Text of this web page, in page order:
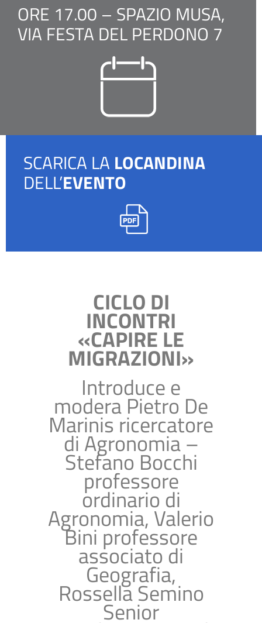
ORE 17.00 – SPAZIO MUSA,
VIA FESTA DEL PERDONO 7
SCARICA LA LOCANDINA
DELL’EVENTO
CICLO DI
INCONTRI
«CAPIRE LE
MIGRAZIONI»
Introduce e
modera Pietro De
Marinis ricercatore
di Agronomia –
Stefano Bocchi
professore
ordinario di
Agronomia, Valerio
Bini professore
associato di
Geografia,
Rossella Semino
Senior